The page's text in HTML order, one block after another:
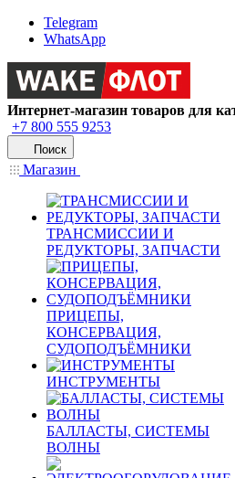
Telegram
WhatsApp
Интернет-магазин товаров для
+7 800 555 9253
Поиск
Магазин
ТРАНСМИССИИ И
РЕДУКТОРЫ, ЗАПЧАСТИ
ПРИЦЕПЫ,
КОНСЕРВАЦИЯ,
СУДОПОДЪЁМНИКИ
ИНСТРУМЕНТЫ
БАЛЛАСТЫ, СИСТЕМЫ
ВОЛНЫ